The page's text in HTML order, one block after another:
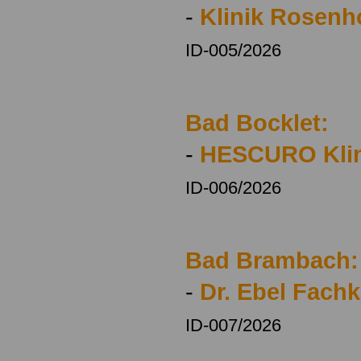
- Klinik
ID-005/2026
Bad Bocklet:
- HESCURO
ID-006/2026
Bad Brambach:
- Dr. Ebel
ID-007/2026